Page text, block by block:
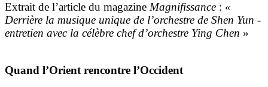
Extrait de l’article du magazine Magnifissance : «
Derrière la musique unique de l’orchestre de Shen Yun -
entretien avec la célèbre chef d’orchestre Ying Chen »
Quand l’Orient rencontre l’Occident